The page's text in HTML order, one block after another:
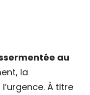
au
la
À titre